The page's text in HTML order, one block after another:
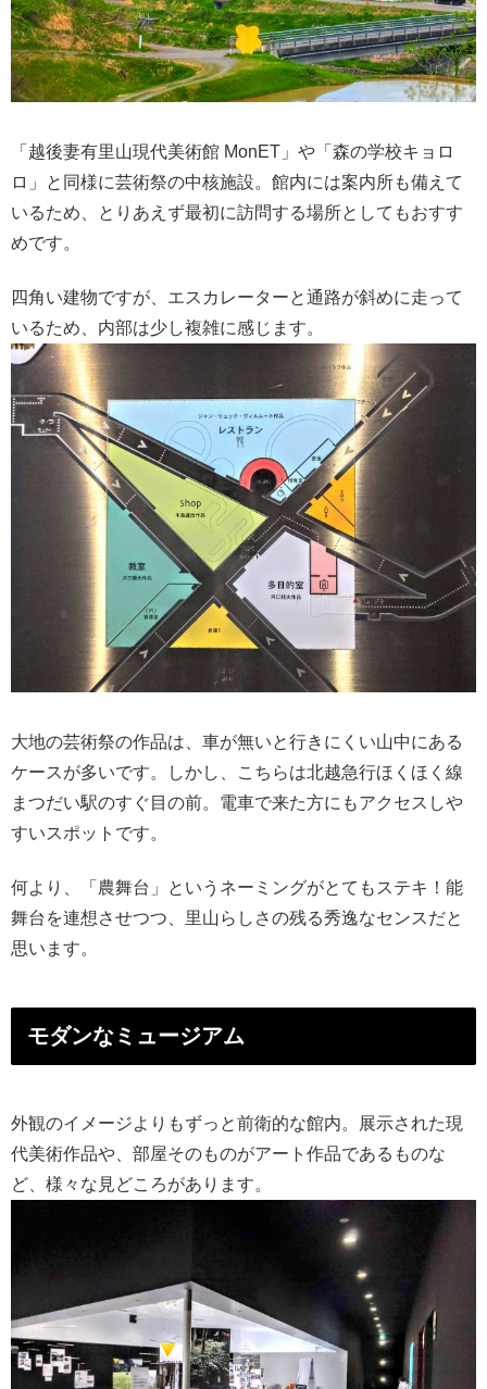
「越後妻有里山現代美術館 MonET」や「森の学校キョロ
ロ」と同様に芸術祭の中核施設。館内には案内所も備えて
いるため、とりあえず最初に訪問する場所としてもおすす
めです。
四角い建物ですが、エスカレーターと通路が斜めに走って
いるため、内部は少し複雑に感じます。
大地の芸術祭の作品は、車が無いと行きにくい山中にある
ケースが多いです。しかし、こちらは北越急行ほくほく線
まつだい駅のすぐ目の前。電車で来た方にもアクセスしや
すいスポットです。
何より、「農舞台」というネーミングがとてもステキ！能
舞台を連想させつつ、里山らしさの残る秀逸なセンスだと
思います。
モダンなミュージアム
外観のイメージよりもずっと前衛的な館内。展示された現
代美術作品や、部屋そのものがアート作品であるものな
ど、様々な見どころがあります。